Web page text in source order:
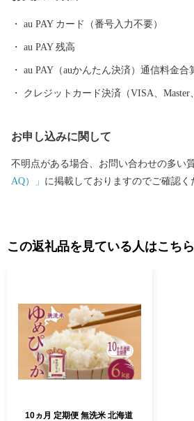
ノーボーダーが、上質なパウダースノー
au PAY カード（番号入力不要）
au PAY 残高
au PAY（auかんたん決済）通信料金合
クレジットカード決済（VISA、Master
お申し込みに関して
不明点がある場合、お問い合わせの多い
AQ）」 に掲載しておりますのでご確認く
この返礼品を見ている人はこち
10ヵ月 定期便 無洗米 北海道